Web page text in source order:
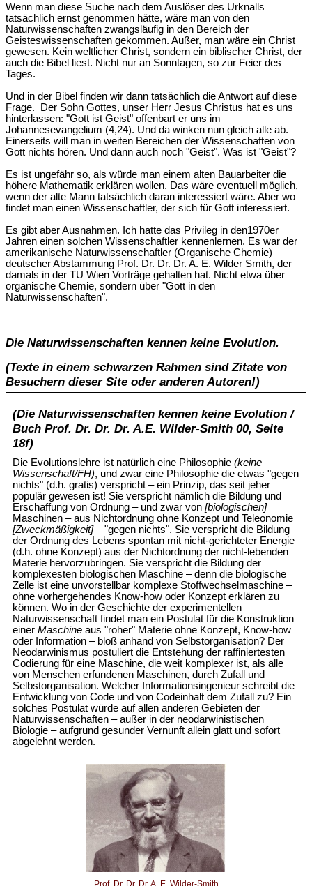
Wenn man diese Suche nach dem Auslöser des Urknalls
tatsächlich ernst genommen hätte, wäre man von den
Naturwissenschaften zwangsläufig in den Bereich der
Geisteswissenschaften gekommen. Außer, man wäre ein Christ
gewesen. Kein weltlicher Christ, sondern ein biblischer Christ, der
auch die Bibel liest. Nicht nur an Sonntagen, so zur Feier des
Tages.
Und in der Bibel finden wir dann tatsächlich die Antwort auf diese
Frage. Der Sohn Gottes, unser Herr Jesus Christus hat es uns
hinterlassen: "Gott ist Geist" offenbart er uns im
Johannesevangelium (4,24). Und da winken nun gleich alle ab.
Einerseits will man in weiten Bereichen der Wissenschaften von
Gott nichts hören. Und dann auch noch "Geist". Was ist "Geist"?
Es ist ungefähr so, als würde man einem alten Bauarbeiter die
höhere Mathematik erklären wollen. Das wäre eventuell möglich,
wenn der alte Mann tatsächlich daran interessiert wäre. Aber wo
findet man einen Wissenschaftler, der sich für Gott interessiert.
Es gibt aber Ausnahmen. Ich hatte das Privileg in den1970er
Jahren einen solchen Wissenschaftler kennenlernen. Es war der
amerikanische Naturwissenschaftler (Organische Chemie)
deutscher Abstammung Prof. Dr. Dr. Dr. A. E. Wilder Smith, der
damals in der TU Wien Vorträge gehalten hat. Nicht etwa über
organische Chemie, sondern über "Gott in den
Naturwissenschaften".
Die Naturwissenschaften kennen keine Evolution.
(Texte in einem schwarzen Rahmen sind Zitate von
Besuchern dieser Site oder anderen Autoren!)
(Die Naturwissenschaften kennen keine Evolution /
Buch Prof. Dr. Dr. Dr. A.E. Wilder-Smith 00, Seite
18f)
Die Evolutionslehre ist natürlich eine Philosophie (keine
Wissenschaft/FH), und zwar eine Philosophie die etwas "gegen
nichts" (d.h. gratis) verspricht – ein Prinzip, das seit jeher
populär gewesen ist! Sie verspricht nämlich die Bildung und
Erschaffung von Ordnung – und zwar von[biologischen]
Maschinen – aus Nichtordnung ohne Konzept und Teleonomie
[Zweckmäßigkeit]– "gegen nichts". Sie verspricht die Bildung
der Ordnung des Lebens spontan mit nicht-gerichteter Energie
(d.h. ohne Konzept) aus der Nichtordnung der nicht-lebenden
Materie hervorzubringen. Sie verspricht die Bildung der
komplexesten biologischen Maschine – denn die biologische
Zelle ist eine unvorstellbar komplexe Stoffwechselmaschine –
ohne vorhergehendes Know-how oder Konzept erklären zu
können. Wo in der Geschichte der experimentellen
Naturwissenschaft findet man ein Postulat für die Konstruktion
einerMaschine aus "roher" Materie ohne Konzept, Know-how
oder Information – bloß anhand von Selbstorganisation? Der
Neodarwinismus postuliert die Entstehung der raffiniertesten
Codierung für eine Maschine, die weit komplexer ist, als alle
von Menschen erfundenen Maschinen, durch Zufall und
Selbstorganisation. Welcher Informationsingenieur schreibt die
Entwicklung von Code und von Codeinhalt dem Zufall zu? Ein
solches Postulat würde auf allen anderen Gebieten der
Naturwissenschaften – außer in der neodarwinistischen
Biologie – aufgrund gesunder Vernunft allein glatt und sofort
abgelehnt werden.
Prof. Dr. Dr. Dr. A. E. Wilder-Smith